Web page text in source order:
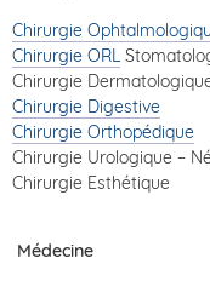
Chirurgie
Chirurgie ORL
Chirurgie
Chirurgie Digestive
Chirurgie Orthopédique
Chirurgie Urologique –
Chirurgie Esthétique
Médecine